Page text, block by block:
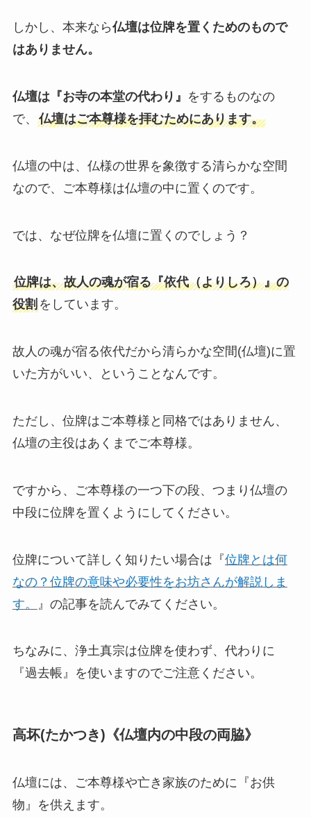
しかし、本来なら仏壇は位牌を置くためのもので
はありません。
仏壇は『お寺の本堂の代わり』 をするものなの
で、 仏壇はご本尊様を拝むためにあります。
仏壇の中は、仏様の世界を象徴する清らかな空間
なので、ご本尊様は仏壇の中に置くのです。
では、なぜ位牌を仏壇に置くのでしょう？
位牌は、故人の魂が宿る『依代（よりしろ）』の
役割をしています。
故人の魂が宿る依代だから清らかな空間(仏壇)に置
いた方がいい、ということなんです。
ただし、位牌はご本尊様と同格ではありません、
仏壇の主役はあくまでご本尊様。
ですから、ご本尊様の一つ下の段、つまり仏壇の
中段に位牌を置くようにしてください。
位牌について詳しく知りたい場合は『位牌とは何
なの？位牌の意味や必要性をお坊さんが解説しま
す。
』の記事を読んでみてください。
ちなみに、浄土真宗は位牌を使わず、代わりに
『過去帳』を使いますのでご注意ください。
高坏(たかつき)《仏壇内の中段の両脇》
仏壇には、ご本尊様や亡き家族のために『お供
物』を供えます。